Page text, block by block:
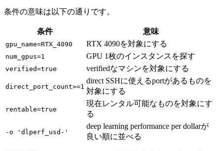
条件の意味は以下の通りです。
条件 意味
gpu_name=RTX_4090 RTX 4090を対象にする
num_gpus=1 GPU 1枚のインスタンスを探す
verified=true verifiedなマシンを対象にする
direct_port_count>=1
direct SSHに使えるportがあるものを
対象にする
rentable=true
現在レンタル可能なものを対象にす
る
-o 'dlperf_usd-'
deep learning performance per dollarが
良い順に並べる